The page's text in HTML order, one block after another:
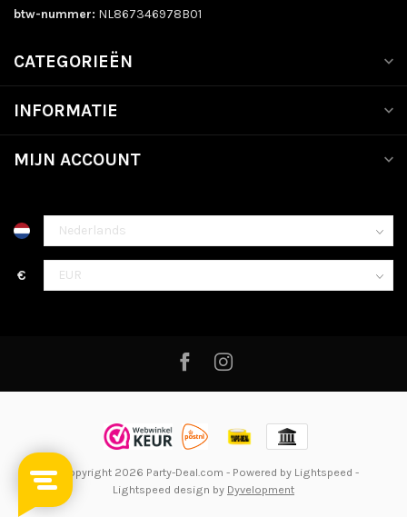
btw-nummer: NL867346978B01
CATEGORIEËN
INFORMATIE
MIJN ACCOUNT
€
© Copyright 2026 Party-Deal.com - Powered by Lightspeed -
Lightspeed design by Dyvelopment